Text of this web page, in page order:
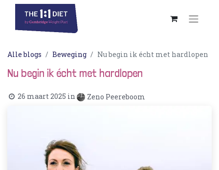
Alle blogs Beweging Nu begin ik écht met hardlopen
Nu begin ik écht met hardlopen
26 maart 2025 in Zeno Peereboom